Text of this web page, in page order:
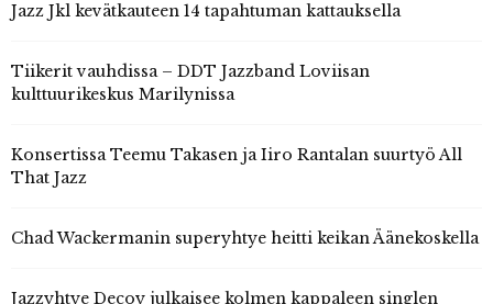
Jazz Jkl kevätkauteen 14 tapahtuman kattauksella
Tiikerit vauhdissa – DDT Jazzband Loviisan
kulttuurikeskus Marilynissa
Konsertissa Teemu Takasen ja Iiro Rantalan suurtyö All
That Jazz
Chad Wackermanin superyhtye heitti keikan Äänekoskella
Jazzyhtye Decoy julkaisee kolmen kappaleen singlen